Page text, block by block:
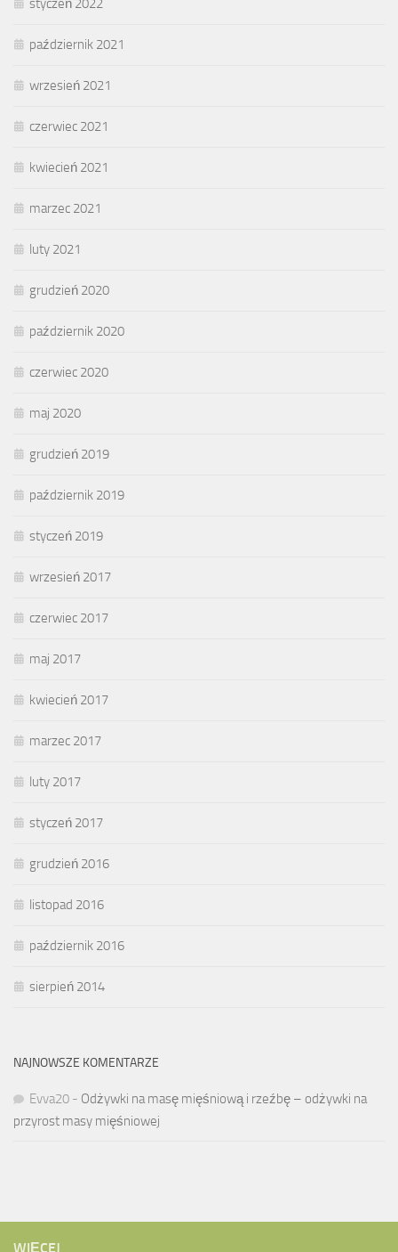
styczeń 2022
październik 2021
wrzesień 2021
czerwiec 2021
kwiecień 2021
marzec 2021
luty 2021
grudzień 2020
październik 2020
czerwiec 2020
maj 2020
grudzień 2019
październik 2019
styczeń 2019
wrzesień 2017
czerwiec 2017
maj 2017
kwiecień 2017
marzec 2017
luty 2017
styczeń 2017
grudzień 2016
listopad 2016
październik 2016
sierpień 2014
NAJNOWSZE KOMENTARZE
Evva20 - Odżywki na masę mięśniową i rzeźbę – odżywki na
przyrost masy mięśniowej
WIĘCEJ